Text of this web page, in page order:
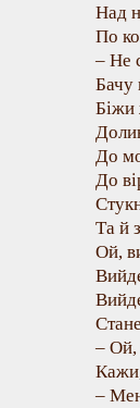
Над
По
– Не
Бачу
Біжи
До
До
Та й
Ой,
– Ой,
–